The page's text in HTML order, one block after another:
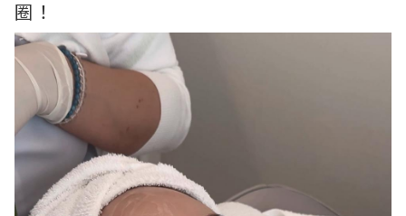
圈！